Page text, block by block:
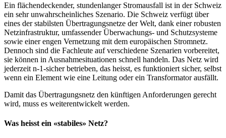
Ein flächendeckender, stundenlanger Stromausfall ist in der Schweiz
ein sehr unwahrscheinliches Szenario. Die Schweiz verfügt über
eines der stabilsten Übertragungsnetze der Welt, dank einer robusten
Netzinfrastruktur, umfassender Überwachungs- und Schutzsysteme
sowie einer engen Vernetzung mit dem europäischen Stromnetz.
Dennoch sind die Fachleute auf verschiedene Szenarien vorbereitet,
sie können in Ausnahmesituationen schnell handeln. Das Netz wird
jederzeit n-1-sicher betrieben, das heisst, es funktioniert sicher, selbst
wenn ein Element wie eine Leitung oder ein Transformator ausfällt.
Damit das Übertragungsnetz den künftigen Anforderungen gerecht
wird, muss es weiterentwickelt werden.
Was heisst ein «stabiles» Netz?